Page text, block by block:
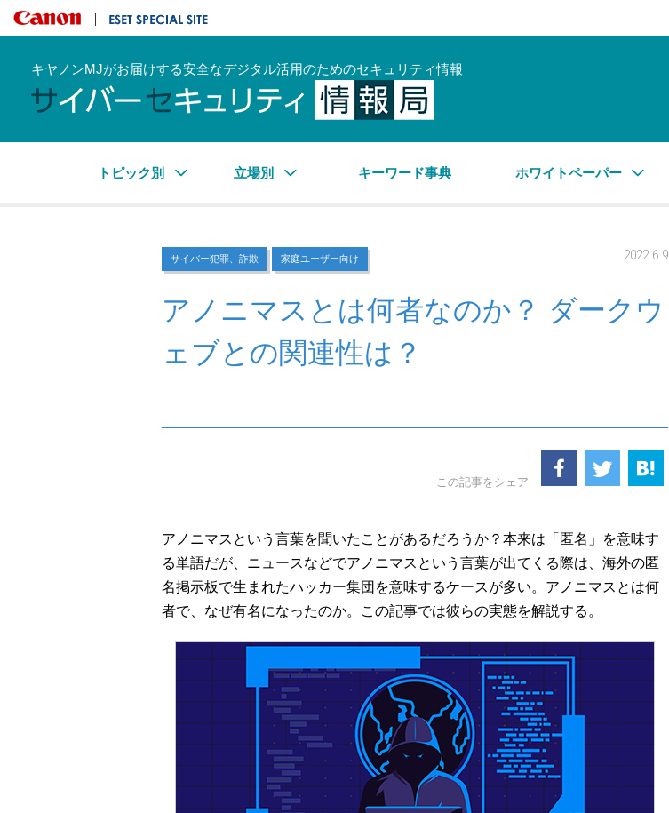
キヤノンマーケティングジャパン株式会社
キヤノンMJがお届けする安全なデジタル活用のためのセキュリティ情報
トピック別 立場別 キーワード事典 ホワイトペーパー
サイバー犯罪、詐欺 家庭ユーザー向け 2022.6.9
アノニマスとは何者なのか？ ダークウ
ェブとの関連性は？
この記事をシェア
アノニマスという言葉を聞いたことがあるだろうか？本来は「匿名」を意味す
る単語だが、ニュースなどでアノニマスという言葉が出てくる際は、海外の匿
名掲示板で生まれたハッカー集団を意味するケースが多い。アノニマスとは何
者で、なぜ有名になったのか。この記事では彼らの実態を解説する。